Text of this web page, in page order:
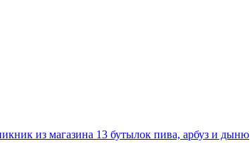
из магазина 13 бутылок пива, арбуз и дыню